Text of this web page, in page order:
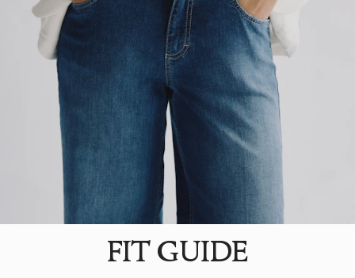
FIT GUIDE